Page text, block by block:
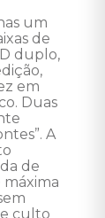
um
de
duplo,
em
Duas
A
de
máxima
culto